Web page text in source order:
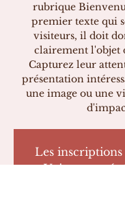
rubrique
premier texte qui
visiteurs, il doit
clairement l'objet
Capturez leur
présentation
une image ou une
Les inscriptions
Voir autres